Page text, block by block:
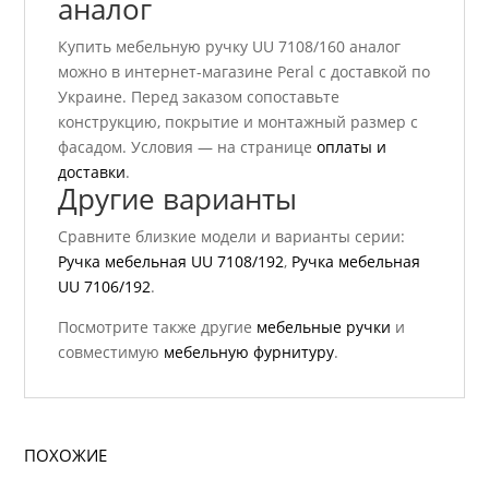
аналог
Купить мебельную ручку UU 7108/160 аналог
можно в интернет-магазине Peral с доставкой по
Украине. Перед заказом сопоставьте
конструкцию, покрытие и монтажный размер с
фасадом. Условия — на страницеоплаты и
доставки.
Другие варианты
Сравните близкие модели и варианты серии:
Ручка мебельная UU 7108/192, Ручка мебельная
UU 7106/192.
Посмотрите также другие мебельные ручки и
совместимую мебельную фурнитуру.
ПОХОЖИЕ